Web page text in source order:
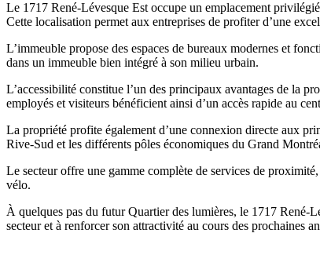
Le 1717 René-Lévesque Est occupe un emplacement
Cette localisation permet aux entreprises de profiter d’une
L’immeuble propose des espaces de bureaux modernes et
dans un immeuble bien intégré à son milieu urbain.
L’accessibilité constitue l’un des principaux avantages de la
employés et visiteurs bénéficient ainsi d’un accès rapide au
La propriété profite également d’une connexion directe aux
Rive-Sud et les différents pôles économiques du Grand
Le secteur offre une gamme complète de services de
vélo.
À quelques pas du futur Quartier des lumières, le 1717 René-
secteur et à renforcer son attractivité au cours des prochaines